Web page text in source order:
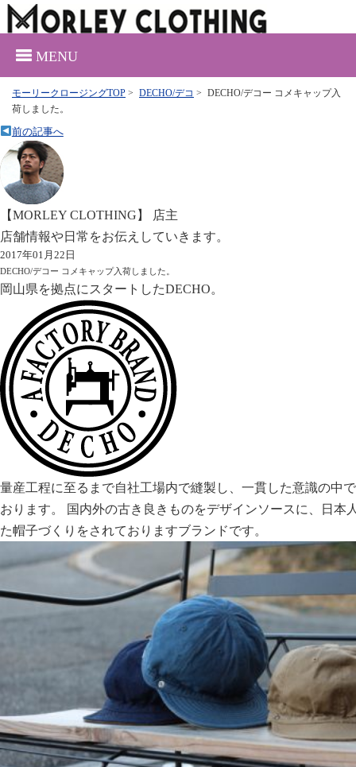
MENU
モーリークロージングTOP > DECHO/デコ > DECHO/デコー コメキャップ入
荷しました。
前の記事へ
【MORLEY CLOTHING】 店主
店舗情報や日常をお伝えしていきます。
2017年01月22日
DECHO/デコー コメキャップ入荷しました。
岡山県を拠点にスタートしたDECHO。
量産工程に至るまで自社工場内で縫製し、一貫した意識の中
おります。 国内外の古き良きものをデザインソースに、日本
た帽子づくりをされておりますブランドです。